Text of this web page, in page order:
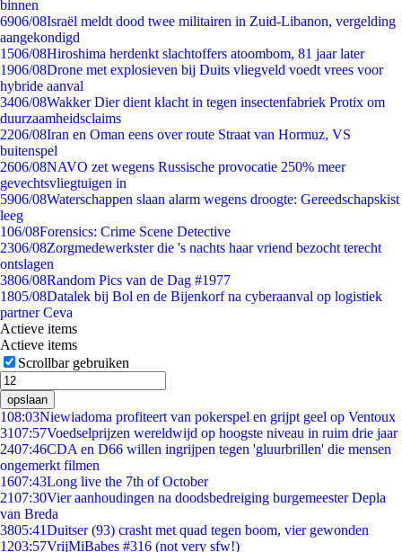
binnen
6906/08Israël meldt dood twee militairen in Zuid-Libanon, vergelding
aangekondigd
1506/08Hiroshima herdenkt slachtoffers atoombom, 81 jaar later
1906/08Drone met explosieven bij Duits vliegveld voedt vrees voor
hybride aanval
3406/08Wakker Dier dient klacht in tegen insectenfabriek Protix om
duurzaamheidsclaims
2206/08Iran en Oman eens over route Straat van Hormuz, VS
buitenspel
2606/08NAVO zet wegens Russische provocatie 250% meer
gevechtsvliegtuigen in
5906/08Waterschappen slaan alarm wegens droogte: Gereedschapskist
leeg
106/08Forensics: Crime Scene Detective
2306/08Zorgmedewerkster die 's nachts haar vriend bezocht terecht
ontslagen
3806/08Random Pics van de Dag #1977
1805/08Datalek bij Bol en de Bijenkorf na cyberaanval op logistiek
partner Ceva
Actieve items
Actieve items
Scrollbar gebruiken
opslaan
108:03Niewiadoma profiteert van pokerspel en grijpt geel op Ventoux
3107:57Voedselprijzen wereldwijd op hoogste niveau in ruim drie jaar
2407:46CDA en D66 willen ingrijpen tegen 'gluurbrillen' die mensen
ongemerkt filmen
1607:43Long live the 7th of October
2107:30Vier aanhoudingen na doodsbedreiging burgemeester Depla
van Breda
3805:41Duitser (93) crasht met quad tegen boom, vier gewonden
1203:57VrijMiBabes #316 (not very sfw!)